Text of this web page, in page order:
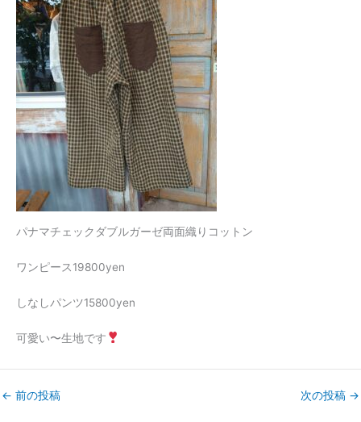
パナマチェックダブルガーゼ両面織りコットン
ワンピース19800yen
しなしパンツ15800yen
可愛い〜生地です
← 前の投稿 次の投稿 →